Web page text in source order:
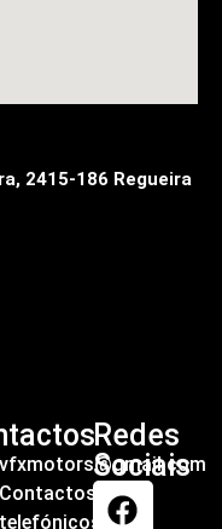
2415-186 Regueira
vfxmotors@gmail.com
Contactos
telefónicos
Redes
Sociais